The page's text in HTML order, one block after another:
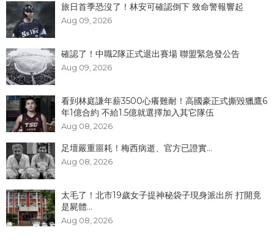
旅日首季恐沒了！林安可確認倒下 致命警報響起
Aug 09, 2026
確認了！中職2隊正式退出賽場 聯盟緊急發公告
Aug 09, 2026
看到林庭謙年薪3500心癢難耐！高國豪正式撕毀獵鷹6
年1億合約 不給1.5億就選擇加入其它隊伍
Aug 08, 2026
足壇嚴重噩耗！梅西病逝、官方已證實...
Aug 08, 2026
太毛了！北市19歲女子提神秘袋子現身派出所 打開竟
是屍體...
Aug 08, 2026